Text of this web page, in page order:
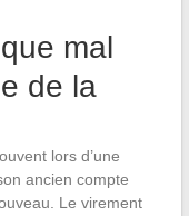
mal
de la
lors d’une
ancien compte
Le virement